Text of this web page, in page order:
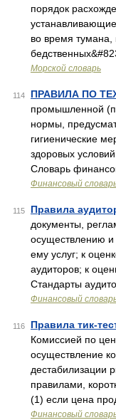
порядок
во время тумана,
Морской словарь
114 ПРАВИЛА ПО
промышленной
нормы,
гигиенические
здоровых
Словарь
Финансовый
115 Правила
документы,
осуществлению
ему услуг; к
аудиторов; к
Стандарты
Финансовый
116 Правила тик-
Комиссией по
осуществление
дестабилизации
правилами,
(1) если цена
Финансовый